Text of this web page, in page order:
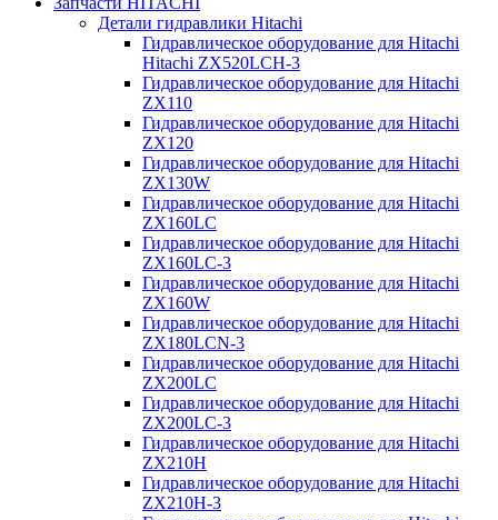
Детали гидравлики Hitachi
Гидравлическое оборудование для Hitachi
Hitachi ZX520LCH-3
Гидравлическое оборудование для Hitachi
ZX110
Гидравлическое оборудование для Hitachi
ZX120
Гидравлическое оборудование для Hitachi
ZX130W
Гидравлическое оборудование для Hitachi
ZX160LC
Гидравлическое оборудование для Hitachi
ZX160LC-3
Гидравлическое оборудование для Hitachi
ZX160W
Гидравлическое оборудование для Hitachi
ZX180LCN-3
Гидравлическое оборудование для Hitachi
ZX200LC
Гидравлическое оборудование для Hitachi
ZX200LC-3
Гидравлическое оборудование для Hitachi
ZX210H
Гидравлическое оборудование для Hitachi
ZX210H-3